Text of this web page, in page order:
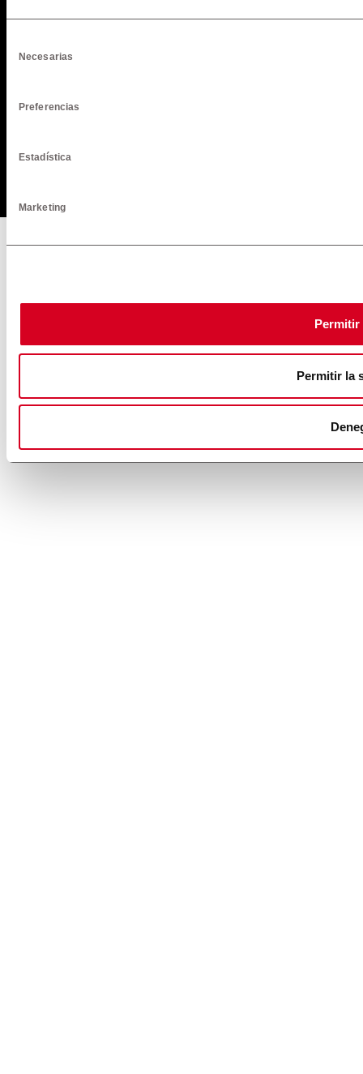
deNecesarias
Preferencias
Estadística
Marketing
Permitir
Permitir la
Tipo de Cambio referencial al momento del cierre y fecha de
Pago de Servicios a través de la app de su banco